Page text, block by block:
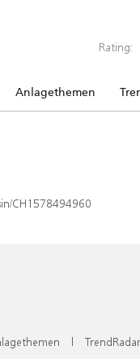
Rating:
Anlagethemen
CH1578494960
| TrendRadar